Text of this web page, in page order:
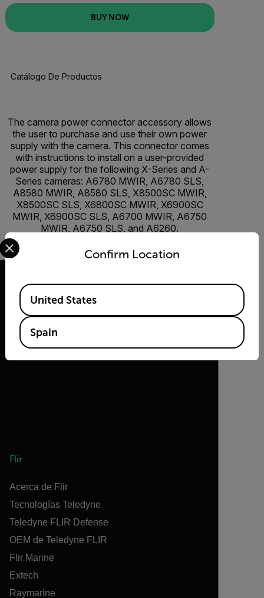
BUY NOW
Catálogo De Productos
The camera power connector accessory allows
the user to purchase and use their own power
supply with the camera. This connector comes
with instructions to install on a user-provided
power supply for the following X-Series and A-
Series cameras: A6780 MWIR, A6780 SLS,
A8580 MWIR, A8580 SLS, X8500SC MWIR,
X8500SC SLS, X6800SC MWIR, X6900SC
MWIR, X6900SC SLS, A6700 MWIR, A6750
MWIR, A6750 SLS, and A6260.
2026 © Flir Todos los derechos reservados.
Flir
Acerca de Flir
Tecnologías Teledyne
Teledyne FLIR Defense
OEM de Teledyne FLIR
Flir Marine
Extech
Raymarine
Confirm Location
Select your preferred country and language from the
Available Locations
United States
Spain